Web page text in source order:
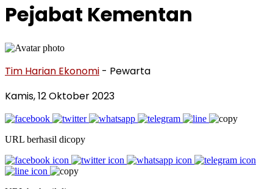
Pejabat Kementan
Tim Harian Ekonomi - Pewarta
Kamis, 12 Oktober 2023
URL berhasil dicopy